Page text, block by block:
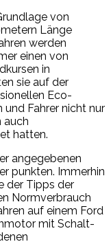
von
Länge
werden
einen von
in
sie auf der
Eco-
und Fahrer nicht nur
auch
hatten.
angegebenen
punkten. Immerhin
der Tipps der
Normverbrauch
auf einem Ford
mit Schalt-